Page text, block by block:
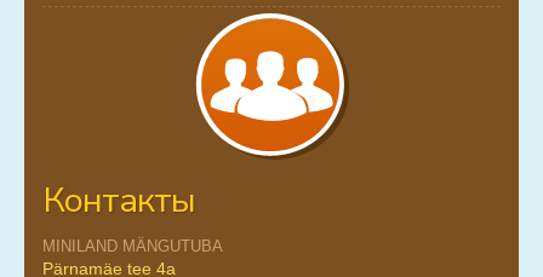
Контакты
MINILAND MÄNGUTUBA
Pärnamäe tee 4a